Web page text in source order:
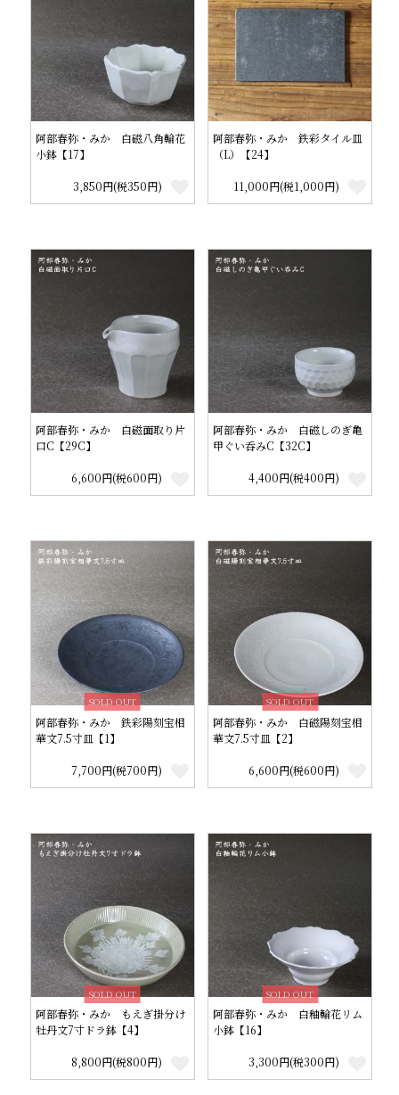
阿部春弥・みか 白磁八角輪花
小鉢【17】
3,850円(税350円)
阿部春弥・みか 鉄彩タイル皿
（L）【24】
11,000円(税1,000円)
阿部春弥・みか 白磁面取り片
口C【29C】
6,600円(税600円)
阿部春弥・みか 白磁しのぎ亀
甲ぐい呑みC【32C】
4,400円(税400円)
SOLD OUT
阿部春弥・みか 鉄彩陽刻宝相
華文7.5寸皿【1】
7,700円(税700円)
SOLD OUT
阿部春弥・みか 白磁陽刻宝相
華文7.5寸皿【2】
6,600円(税600円)
SOLD OUT
阿部春弥・みか もえぎ掛分け
牡丹文7寸ドラ鉢【4】
8,800円(税800円)
SOLD OUT
阿部春弥・みか 白釉輪花リム
小鉢【16】
3,300円(税300円)